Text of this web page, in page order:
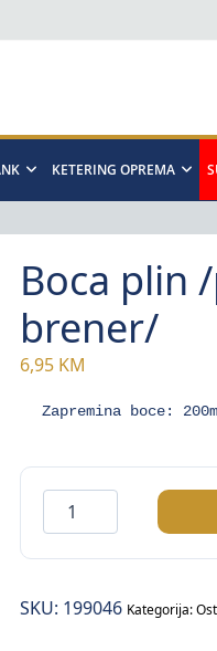
KETERING OPREMA
Boca plin
brener/
6,95 KM
Zapremina boce:
Boca
plin
/punjenje
brener/
SKU: 199046 Kategorija: